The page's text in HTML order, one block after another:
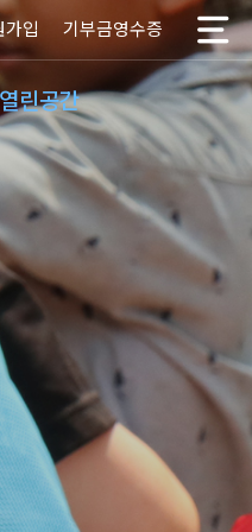
열린공간
가입 기부금영수증